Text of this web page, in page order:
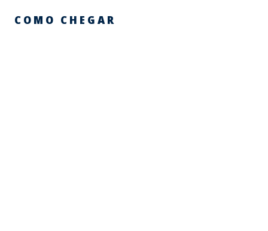
COMO CHEGAR